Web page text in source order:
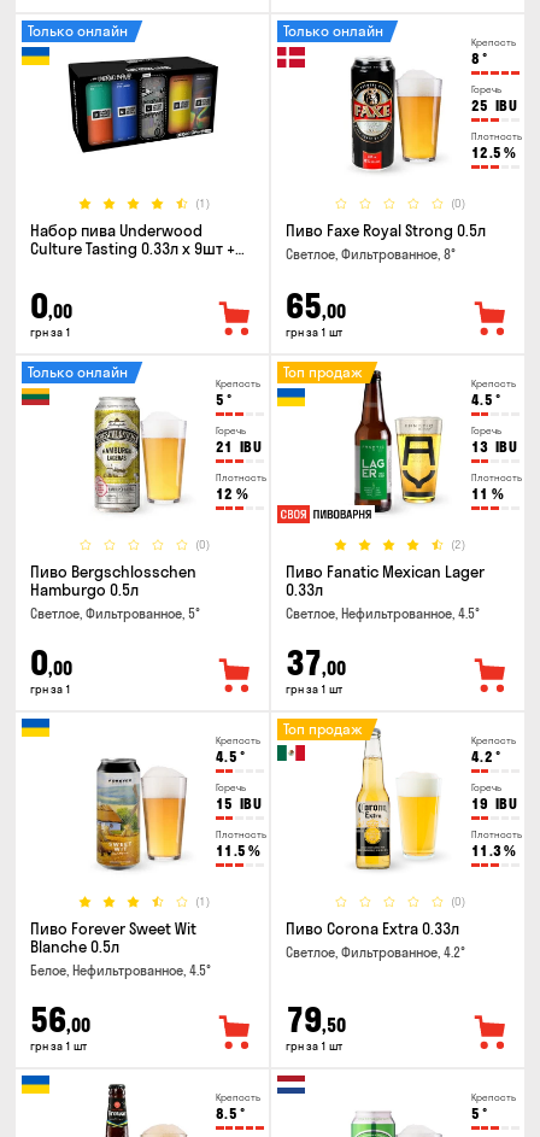
(1)
Только онлайн
Набор пива Underwood
Culture Tasting 0.33л x 9шт +
0,00
грн за 1
Крепость
8 °
Горечь
25 IBU
Плотность
12.5 %
(0)
Только онлайн
Пиво Faxe Royal Strong 0.5л
Светлое, Фильтрованное, 8°
65,00
грн за 1 шт
Крепость
5 °
Горечь
21 IBU
Плотность
12 %
(0)
Только онлайн
Пиво Bergschlosschen
Hamburgo 0.5л
Светлое, Фильтрованное, 5°
0,00
грн за 1
Крепость
4.5 °
Горечь
13 IBU
Плотность
11 %
(2)
Топ продаж
Пиво Fanatic Mexican Lager
0.33л
Светлое, Нефильтрованное, 4.5°
37,00
грн за 1 шт
Крепость
4.5 °
Горечь
15 IBU
Плотность
11.5 %
(1)
Пиво Forever Sweet Wit
Blanche 0.5л
Белое, Нефильтрованное, 4.5°
56,00
грн за 1 шт
Крепость
4.2 °
Горечь
19 IBU
Плотность
11.3%
(0)
Топ продаж
Пиво Corona Extra 0.33л
Светлое, Фильтрованное, 4.2°
79,50
грн за 1 шт
Крепость
8.5 °
Крепость
5 °